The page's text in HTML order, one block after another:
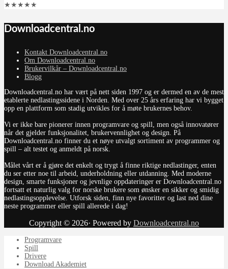
★ ★ ★ ★ ★
Downloadcentral.no
Kontakt Downloadcentral.no
Om Downloadcentral.no
Brukervilkår – Downloadcentral.no
Blogg
Downloadcentral.no har vært på nett siden 1997 og er dermed en av de mest
etablerte nedlastingssidene i Norden. Med over 25 års erfaring har vi bygget
opp en plattform som stadig utvikles for å møte brukernes behov.
Vi er ikke bare pionerer innen programvare og spill, men også innovatører
når det gjelder funksjonalitet, brukervennlighet og design. På
Downloadcentral.no finner du et nøye utvalgt sortiment av programmer og
spill – alt testet og anmeldt på norsk.
Målet vårt er å gjøre det enkelt og trygt å finne riktige nedlastinger, enten
du ser etter noe til arbeid, underholdning eller utdanning. Med moderne
design, smarte funksjoner og jevnlige oppdateringer er Downloadcentral.no
fortsatt et naturlig valg for norske brukere som ønsker en sikker og smidig
nedlastingsopplevelse. Utforsk siden, finn nye favoritter og last ned dine
neste programmer eller spill allerede i dag!
Copyright © 2026· Powered by Downloadcentral.no
Programvare
Spill
Drivere
Download Akademiet